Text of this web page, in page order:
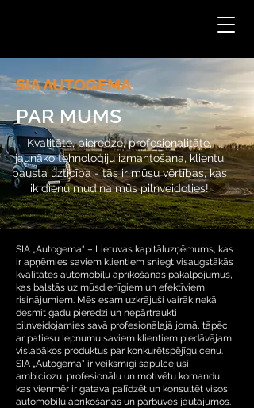
SIA AUTOGEMA
PAR MUMS
Kvalitāte, pieredze, profesionalitāte,
jaunāko tehnoloģiju izmantošana, klientu
pausta uzticība - tās ir mūsu vērtības, kas
ik dienu mudina mūs pilnveidoties!
SIA „Autogema“ – Lietuvas kapitāluzņēmums, kas
ir apņēmies saviem klientiem sniegt visaugstākās
kvalitātes automobiļu aprīkošanas pakalpojumus,
kas balstās uz mūsdienīgiem un efektīviem
risinājumiem. Mēs esam uzkrājuši vairāk nekā
desmit gadu pieredzi un nepārtraukti
pilnveidojamies savā profesionālajā jomā, tāpēc
ar patiesu lepnumu saviem klientiem piedāvājam
vislabākos produktus par konkurētspējīgu cenu.
SIA „Autogema“ ir veiksmīgi sapulcējusi
ambiciozu, profesionālu un motivētu komandu,
kas vienmēr ir gatava palīdzēt un konsultēt visos
automobiļu aprīkošanas un pārbūves jautājumos.